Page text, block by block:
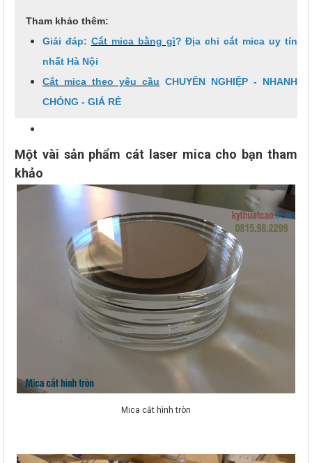
Tham khảo thêm:
Giái đáp: Cắt mica bằng gì? Địa chỉ cắt mica uy tín
nhất Hà Nội
Cắt mica theo yêu cầu CHUYÊN NGHIỆP - NHANH
CHÓNG - GIÁ RẺ
Một vài sản phẩm cát laser mica cho bạn tham
khảo
Mica cắt hình tròn